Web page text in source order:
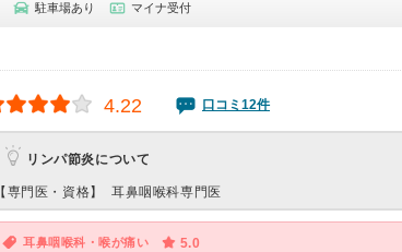
駐車場あり マイナ受付
4.22 口コミ12件
リンパ節炎について
【専門医・資格】 耳鼻咽喉科専門医
耳鼻咽喉科・喉が痛い 5.0